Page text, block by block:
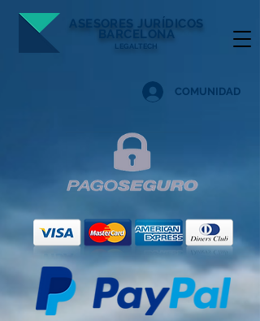
ASESORES JURÍDICOS
BARCELONA
LEGALTECH
COMUNIDAD